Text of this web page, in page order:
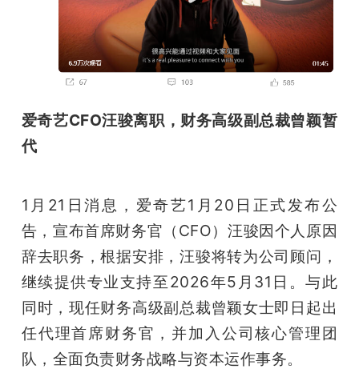
爱奇艺CFO汪骏离职，财务高级副总裁曾颖暂
代
1月21日消息，爱奇艺1月20日正式发布公
告，宣布首席财务官（CFO）汪骏因个人原因
辞去职务，根据安排，汪骏将转为公司顾问，
继续提供专业支持至2026年5月31日。与此
同时，现任财务高级副总裁曾颖女士即日起出
任代理首席财务官，并加入公司核心管理团
队，全面负责财务战略与资本运作事务。